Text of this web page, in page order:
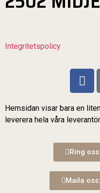
Integritetspolicy
Hemsidan visar bara en
leverera hela våra
Ring
Maila